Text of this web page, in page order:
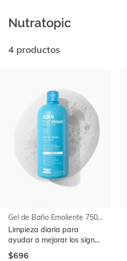
Nutratopic
4 productos
Gel de Baño Emoliente 750 ml
Limpieza diaria para
ayudar a mejorar los signos
de la piel atópica
$696